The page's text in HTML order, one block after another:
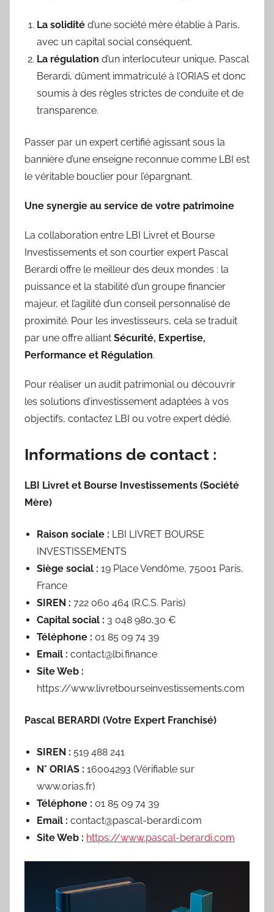
La solidité d’une société mère établie à Paris,
avec un capital social conséquent.
La régulation d’un interlocuteur unique, Pascal
Berardi, dûment immatriculé à l’ORIAS et donc
soumis à des règles strictes de conduite et de
transparence.
Passer par un expert certifié agissant sous la
bannière d’une enseigne reconnue comme LBI est
le véritable bouclier pour l’épargnant.
Une synergie au service de votre patrimoine
La collaboration entre LBI Livret et Bourse
Investissements et son courtier expert Pascal
Berardi offre le meilleur des deux mondes : la
puissance et la stabilité d’un groupe financier
majeur, et l’agilité d’un conseil personnalisé de
proximité. Pour les investisseurs, cela se traduit
par une offre alliant Sécurité, Expertise,
Performance et Régulation.
Pour réaliser un audit patrimonial ou découvrir
les solutions d’investissement adaptées à vos
objectifs, contactez LBI ou votre expert dédié.
Informations de contact :
LBI Livret et Bourse Investissements (Société
Mère)
Raison sociale : LBI LIVRET BOURSE
INVESTISSEMENTS
Siège social : 19 Place Vendôme, 75001 Paris,
France
SIREN : 722 060 464 (R.C.S. Paris)
Capital social : 3 048 980,30 €
Téléphone : 01 85 09 74 39
Email : contact@lbi.finance
Site Web :
https://www.livretbourseinvestissements.com
Pascal BERARDI (Votre Expert Franchisé)
SIREN : 519 488 241
N° ORIAS : 16004293 (Vérifiable sur
www.orias.fr)
Téléphone : 01 85 09 74 39
Email : contact@pascal-berardi.com
Site Web : https://www.pascal-berardi.com